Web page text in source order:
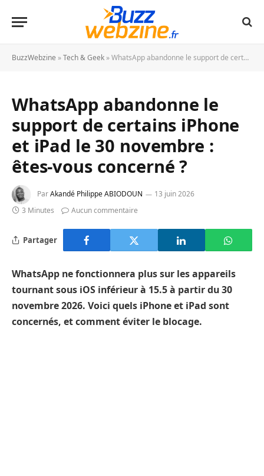
BuzzWebzine »Tech & Geek »WhatsApp abandonne le support de certains iPhone et iPad le 30 novembre : êtes-vous concerné ?
WhatsApp abandonne le
support de certains iPhone
et iPad le 30 novembre :
êtes-vous concerné ?
ParAkandé Philippe ABIODOUN
13 juin 2026
3 Minutes
Aucun commentaire
Partager
WhatsApp ne fonctionnera plus sur les appareils
tournant sous iOS inférieur à 15.5 à partir du 30
novembre 2026. Voici quels iPhone et iPad sont
concernés, et comment éviter le blocage.